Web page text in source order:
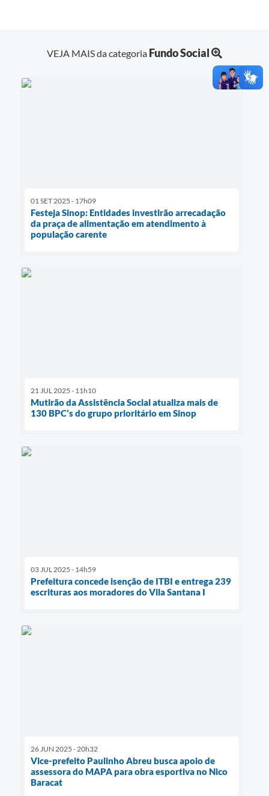
VEJA MAIS da categoria Fundo Social
01 SET 2025 - 17h09
Festeja Sinop: Entidades investirão arrecadação
da praça de alimentação em atendimento à
população carente
21 JUL 2025 - 11h10
Mutirão da Assistência Social atualiza mais de
130 BPC’s do grupo prioritário em Sinop
03 JUL 2025 - 14h59
Prefeitura concede isenção de ITBI e entrega 239
escrituras aos moradores do Vila Santana I
26 JUN 2025 - 20h32
Vice-prefeito Paulinho Abreu busca apoio de
assessora do MAPA para obra esportiva no Nico
Baracat